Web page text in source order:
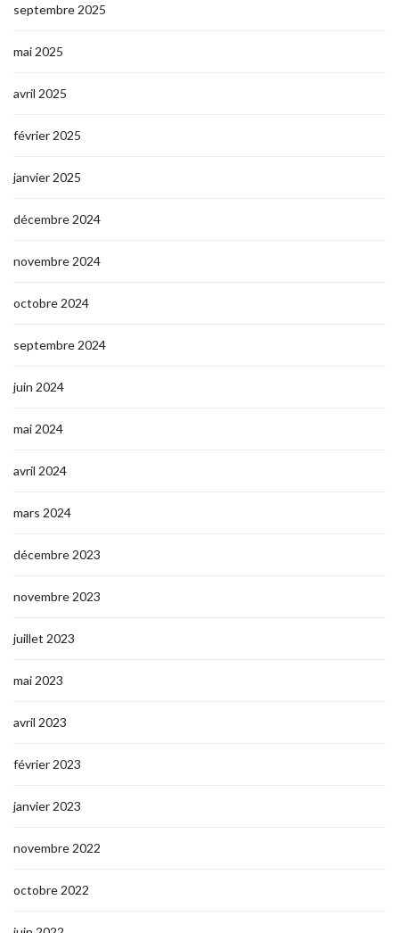
septembre 2025
mai 2025
avril 2025
février 2025
janvier 2025
décembre 2024
novembre 2024
octobre 2024
septembre 2024
juin 2024
mai 2024
avril 2024
mars 2024
décembre 2023
novembre 2023
juillet 2023
mai 2023
avril 2023
février 2023
janvier 2023
novembre 2022
octobre 2022